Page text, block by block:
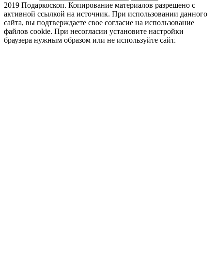
2019 Подаркоскоп. Копирование материалов разрешено с
активной ссылкой на источник. При использовании данного
сайта, вы подтверждаете свое согласие на использование
файлов cookie. При несогласии установите настройки
браузера нужным образом или не используйте сайт.